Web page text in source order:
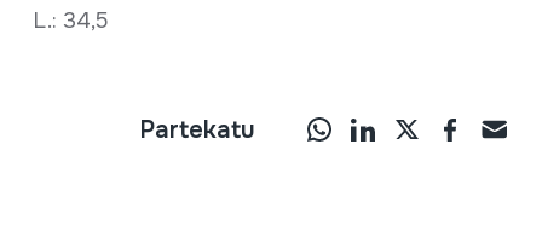
L.: 34,5
Partekatu